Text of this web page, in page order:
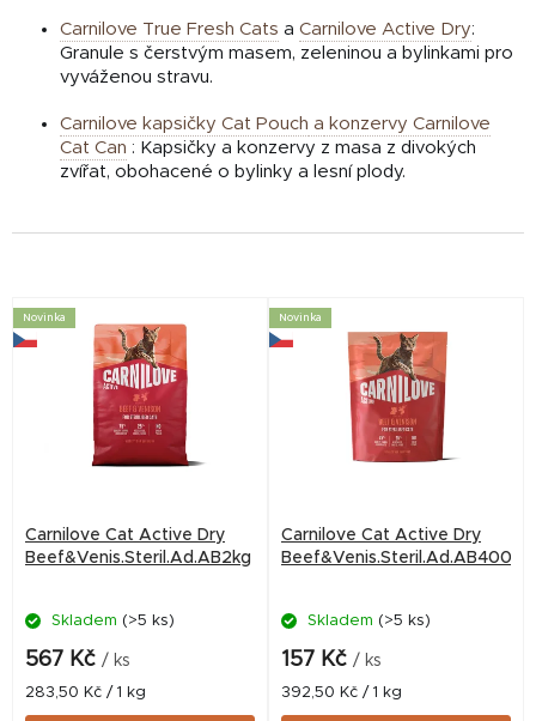
Carnilove True Fresh Cats a Carnilove Active Dry:
Granule s čerstvým masem, zeleninou a bylinkami pro
vyváženou stravu.
Carnilove kapsičky Cat Pouch a konzervy Carnilove
Cat Can : Kapsičky a konzervy z masa z divokých
zvířat, obohacené o bylinky a lesní plody.
V
ý
o
Novinka
Carnilove Cat Active Dry
Beef&Venis.Steril.Ad.AB2kg
Skladem (>5 ks)
567 Kč / ks
Měrná
cena:
283,50 Kč / 1 kg
Novinka
Carnilove Cat Active Dry
Beef&Venis.Steril.Ad.AB400g
Skladem (>5 ks)
157 Kč / ks
Měrná
cena:
392,50 Kč / 1 kg